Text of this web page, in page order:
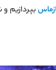
بپردازیم و